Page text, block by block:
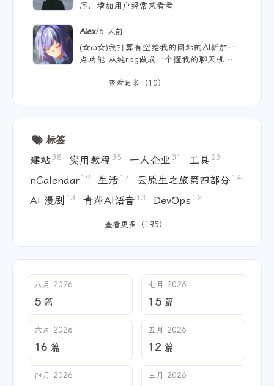
序，增加用户经常来看看
Alex/6 天前
(☆ω☆)我打算有空给我的网站的AI新加一
点功能 从纯rag做成一个懂我的聊天机器
可以薅免费额度的API 还有DeepSeek的低
查看更多（10）
标签
建站 38 实用教程 35 一人企业 31 工具 23
nCalendar 19 生活 17 云原生之旅第四部分 14
AI 漫剧 13 青萍AI语音 13 DevOps 12
查看更多（195）
八月 2026
5 篇
七月 2026
15 篇
六月 2026
16 篇
五月 2026
12 篇
四月 2026 三月 2026